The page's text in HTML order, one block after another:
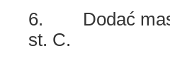
6. Dodać
st. C.